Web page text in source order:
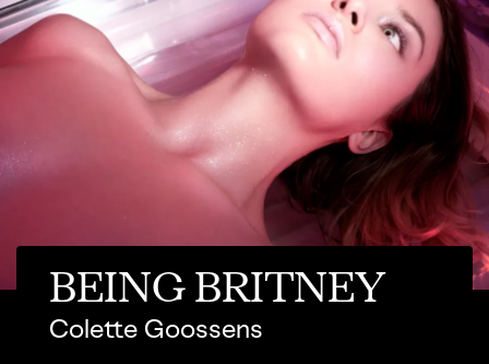
BEING BRITNEY
Colette Goossens